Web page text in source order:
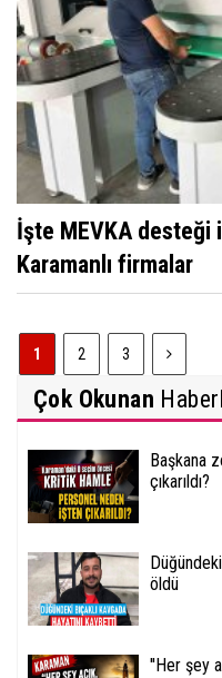
İşte MEVKA desteği
Karamanlı firmalar
1 2 3
Çok Okunan
Başkana
çıkarıldı?
öldü
''Her şey